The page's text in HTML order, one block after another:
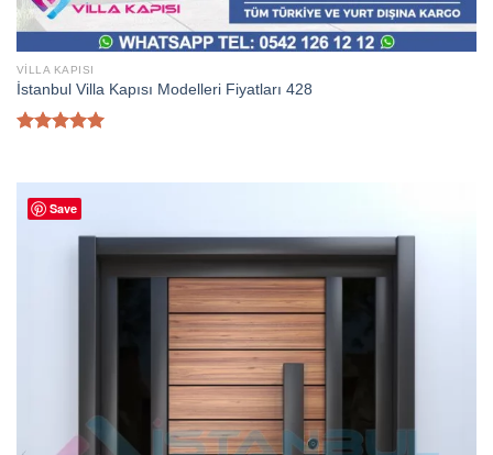
VILLA KAPISI
İstanbul Villa Kapısı Modelleri Fiyatları 428
aldı
Save